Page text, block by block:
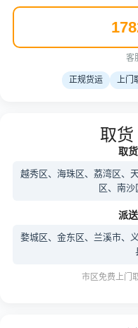
客
正规货运 上门
取
取
越秀区、海珠区、荔湾区、
区、南
派
婺城区、金东区、兰溪市、
市区免费上门